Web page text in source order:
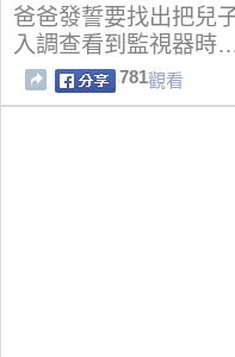
爸爸發誓要找出把兒
入調查看到監視器時
781觀看